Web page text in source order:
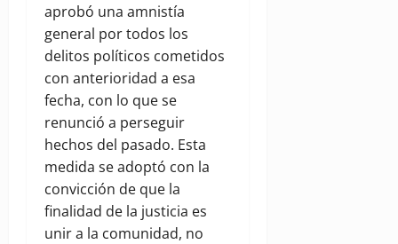
aprobó una amnistía
general por todos los
delitos políticos cometidos
con anterioridad a esa
fecha, con lo que se
renunció a perseguir
hechos del pasado. Esta
medida se adoptó con la
convicción de que la
finalidad de la justicia es
unir a la comunidad, no